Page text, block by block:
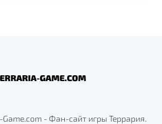
- Фан-сайт игры Террария.